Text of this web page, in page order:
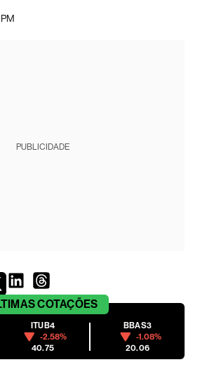
PUBLICIDADE
COTAÇÕES
ITUB4
-2.58%
40.75
BBAS3
-1.08%
20.06